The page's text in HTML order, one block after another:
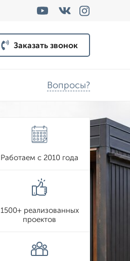
Заказать звонок
Вопросы?
Работаем с 2010 года
1500+ реализованных
проектов